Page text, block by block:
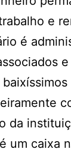
e
é
da
um caixa